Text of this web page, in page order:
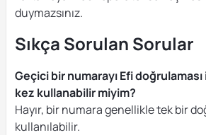
duymazsınız.
Sıkça Sorulan Sorular
Geçici bir numarayı Efi
kez kullanabilir miyim?
Hayır, bir numara genellikle tek bir
kullanılabilir.